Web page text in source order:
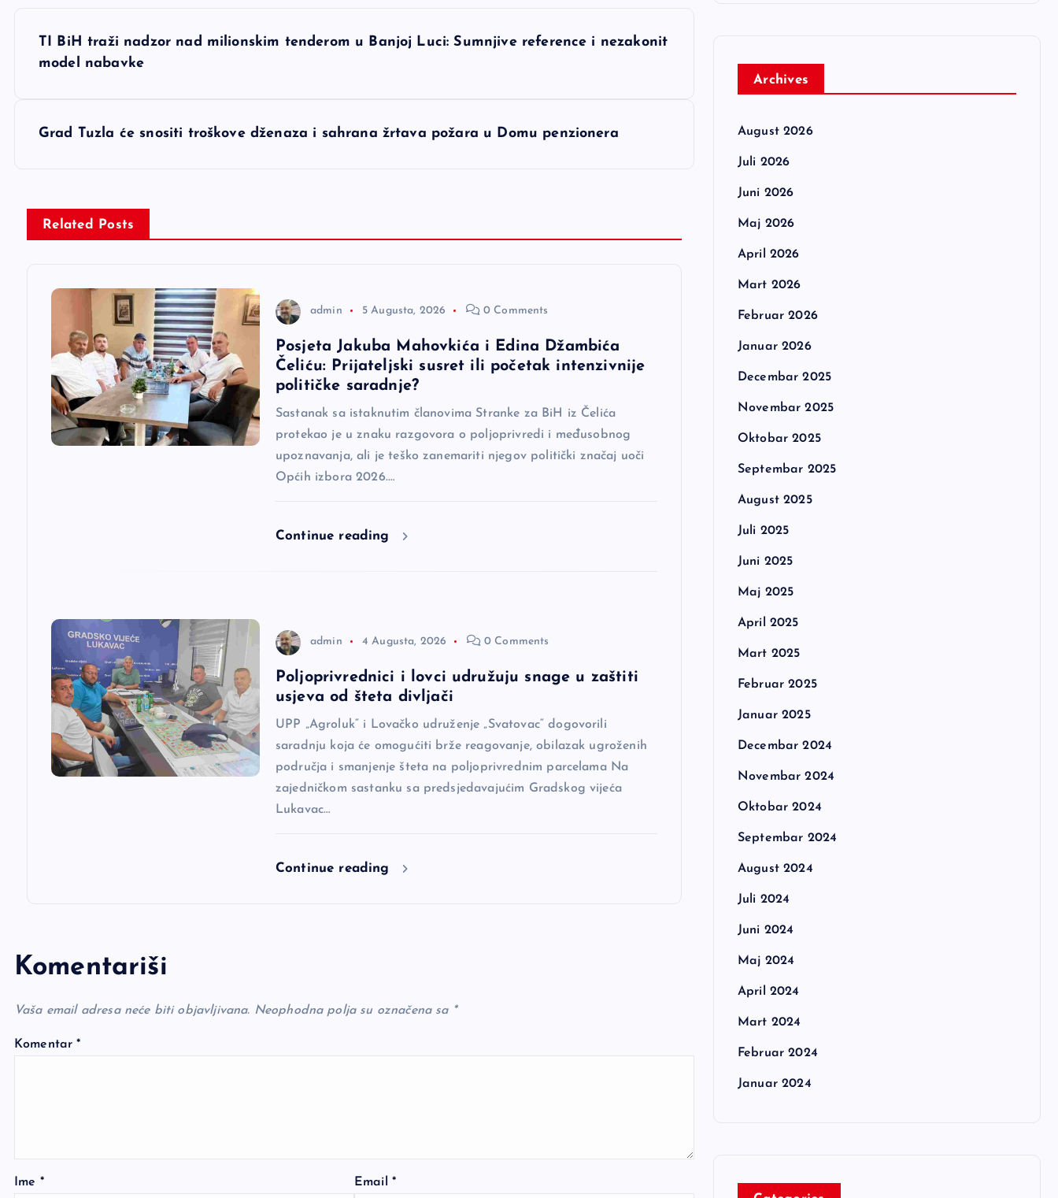
N
g
a
TI BiH traži nadzor nad milionskim tenderom u Banjoj Luci: Sumnjive reference i nezakonit
model nabavke
Grad Tuzla će snositi troškove dženaza i sahrana žrtava požara u Domu penzionera
Related Posts
admin 5 Augusta, 2026 0 Comments
Posjeta Jakuba Mahovkića i Edina Džambića
Čeliću: Prijateljski susret ili početak intenzivnije
političke saradnje?
Sastanak sa istaknutim članovima Stranke za BiH iz Čelića
protekao je u znaku razgovora o poljoprivredi i međusobnog
upoznavanja, ali je teško zanemariti njegov politički značaj uoči
Općih izbora 2026.…
Continue reading
admin 4 Augusta, 2026 0 Comments
Poljoprivrednici i lovci udružuju snage u zaštiti
usjeva od šteta divljači
UPP „Agroluk“ i Lovačko udruženje „Svatovac“ dogovorili
saradnju koja će omogućiti brže reagovanje, obilazak ugroženih
područja i smanjenje šteta na poljoprivrednim parcelama Na
zajedničkom sastanku sa predsjedavajućim Gradskog vijeća
Lukavac…
Continue reading
Komentariši
Vaša email adresa neće biti objavljivana. Neophodna polja su označena sa *
Komentar*
Ime * Email *
Archives
August 2026
Juli 2026
Juni 2026
Maj 2026
April 2026
Mart 2026
Februar 2026
Januar 2026
Decembar 2025
Novembar 2025
Oktobar 2025
Septembar 2025
August 2025
Juli 2025
Juni 2025
Maj 2025
April 2025
Mart 2025
Februar 2025
Januar 2025
Decembar 2024
Novembar 2024
Oktobar 2024
Septembar 2024
August 2024
Juli 2024
Juni 2024
Maj 2024
April 2024
Mart 2024
Februar 2024
Januar 2024